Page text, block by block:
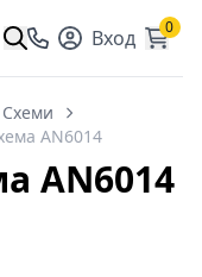
Вход 0
AN6014
AN6014